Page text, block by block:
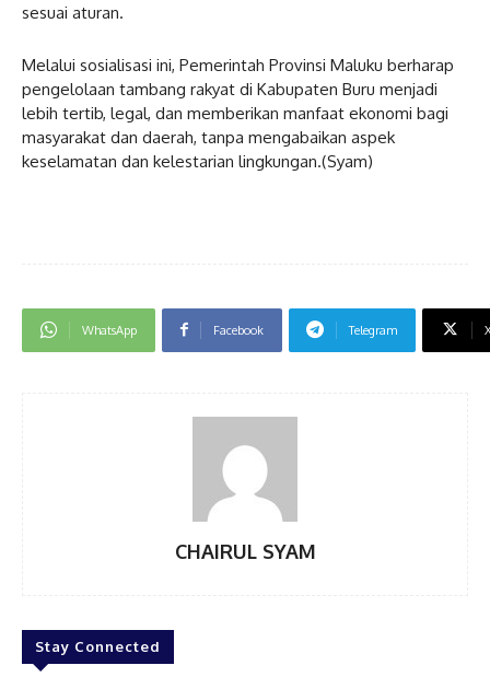
sesuai aturan.
Melalui sosialisasi ini, Pemerintah Provinsi Maluku berharap
pengelolaan tambang rakyat di Kabupaten Buru menjadi
lebih tertib, legal, dan memberikan manfaat ekonomi bagi
masyarakat dan daerah, tanpa mengabaikan aspek
keselamatan dan kelestarian lingkungan.(Syam)
WhatsApp Facebook Telegram
CHAIRUL SYAM
Stay Connected